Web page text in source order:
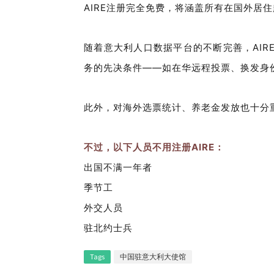
AIRE注册完全免费，将涵盖所有在国外居
随着意大利人口数据平台的不断完善，
务的先决条件——如在华远程投票、换发身
此外，对海外选票统计、养老金发放也十分
不过，以下人员不用注册AIRE：
出国不满一年者
季节工
外交人员
驻北约士兵
Tags 中国驻意大利大使馆